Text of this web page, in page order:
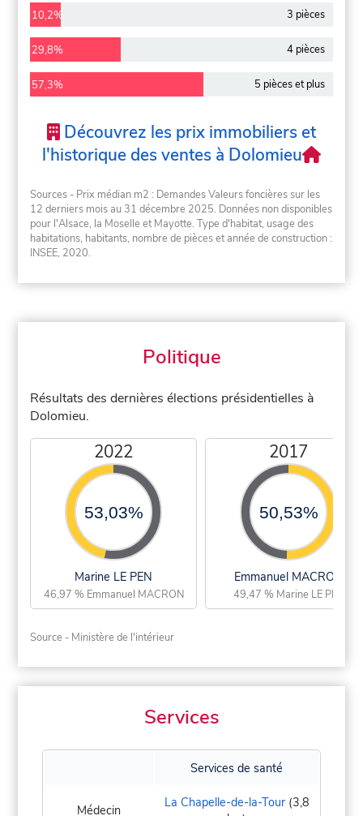
10,2% 3 pièces
29,8% 4 pièces
57,3% 5 pièces et plus
Découvrez les prix immobiliers et
l'historique des ventes à Dolomieu
Sources - Prix médian m2 : Demandes Valeurs foncières sur les
12 derniers mois au 31 décembre 2025. Données non disponibles
pour l'Alsace, la Moselle et Mayotte. Type d'habitat, usage des
habitations, habitants, nombre de pièces et année de construction :
INSEE, 2020.
Politique
Résultats des dernières élections présidentielles à
Dolomieu.
2022
53,03%
Marine LE PEN
46,97 % Emmanuel MACRON
2017
50,53%
Emmanuel MACRON
49,47 % Marine LE PEN
Source - Ministère de l'intérieur
Services
Services de santé
Médecin La Chapelle-de-la-Tour(3,8